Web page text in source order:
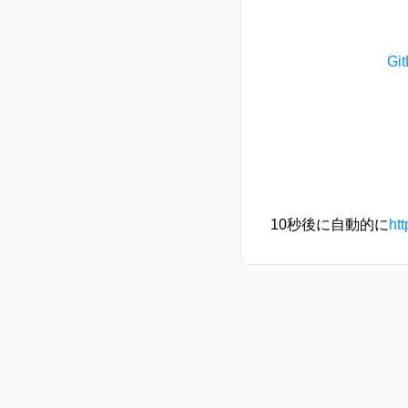
10秒後に自動的に